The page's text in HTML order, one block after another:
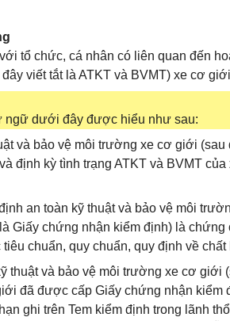
tổ chức, cá nhân có liên quan đến
viết tắt là ATKT và BVMT) xe cơ
ngữ dưới đây được hiểu như sau:
và bảo vệ môi trường xe cơ giới
định kỳ tình trạng ATKT và BVMT
an toàn kỹ thuật và bảo vệ môi
Giấy chứng nhận kiểm định) là
chuẩn, quy chuẩn, quy định về
thuật và bảo vệ môi trường xe cơ giới
đã được cấp Giấy chứng nhận kiểm
ghi trên Tem kiểm định trong lãnh